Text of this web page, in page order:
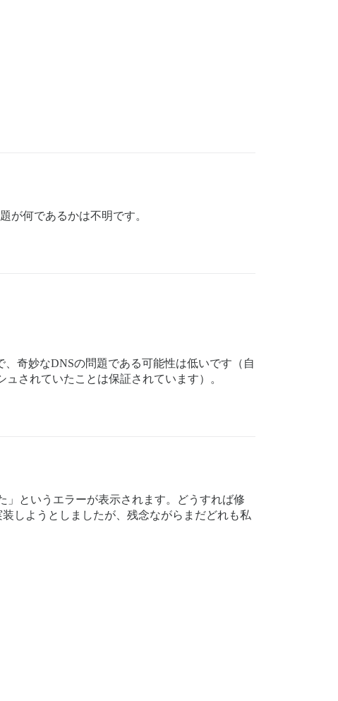
が何であるかは不明です。
、奇妙なDNSの問題である可能性は低いです（自
されていたことは保証されています）。
」というエラーが表示されます。どうすれば修
しようとしましたが、残念ながらまだどれも私